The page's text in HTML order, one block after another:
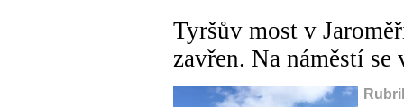
Tyršův most v
zavřen. Na náměstí se